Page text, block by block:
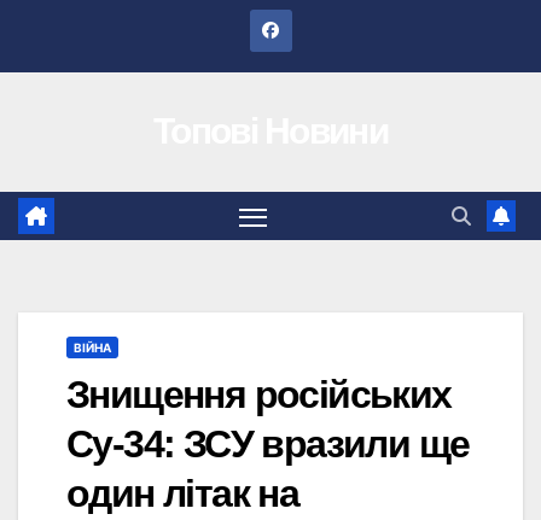
ВІЙНА
Знищення російських
Су-34: ЗСУ вразили ще
один літак на